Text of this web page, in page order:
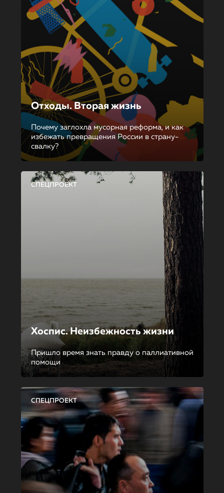
Отходы. Вторая жизнь
Почему заглохла мусорная реформа, и как
избежать превращения России в страну-
свалку?
СПЕЦПРОЕКТ
Хоспис. Неизбежность жизни
Пришло время знать правду о паллиативной
помощи
СПЕЦПРОЕКТ